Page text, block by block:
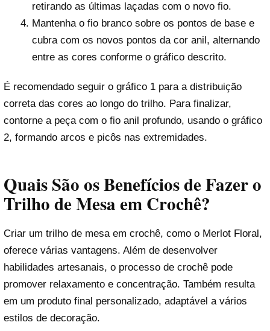
retirando as últimas laçadas com o novo fio.
Mantenha o fio branco sobre os pontos de base e
cubra com os novos pontos da cor anil, alternando
entre as cores conforme o gráfico descrito.
É recomendado seguir o gráfico 1 para a distribuição
correta das cores ao longo do trilho. Para finalizar,
contorne a peça com o fio anil profundo, usando o gráfico
2, formando arcos e picôs nas extremidades.
Quais São os Benefícios de Fazer o
Trilho de Mesa em Crochê?
Criar um trilho de mesa em crochê, como o Merlot Floral,
oferece várias vantagens. Além de desenvolver
habilidades artesanais, o processo de crochê pode
promover relaxamento e concentração. Também resulta
em um produto final personalizado, adaptável a vários
estilos de decoração.